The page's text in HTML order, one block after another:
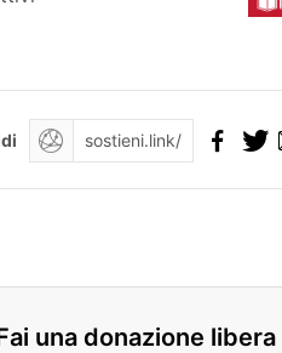
una donazione libera